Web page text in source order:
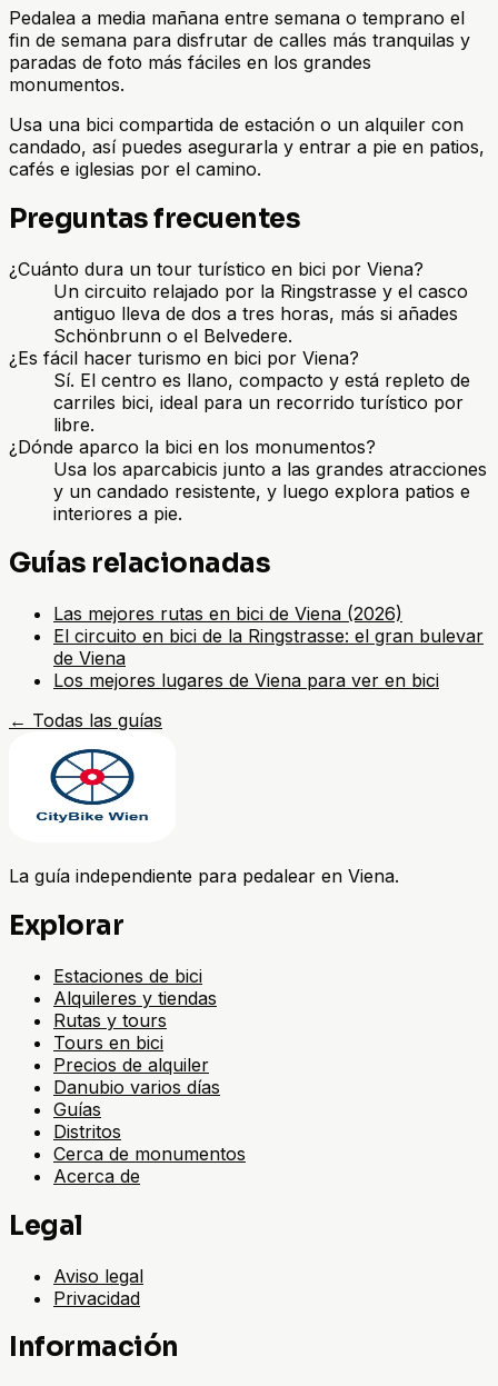
Pedalea a media mañana entre semana o temprano el
fin de semana para disfrutar de calles más tranquilas y
paradas de foto más fáciles en los grandes
monumentos.
Usa una bici compartida de estación o un alquiler con
candado, así puedes asegurarla y entrar a pie en patios,
cafés e iglesias por el camino.
Preguntas frecuentes
¿Cuánto dura un tour turístico en bici por Viena?
Un circuito relajado por la Ringstrasse y el casco
antiguo lleva de dos a tres horas, más si añades
Schönbrunn o el Belvedere.
¿Es fácil hacer turismo en bici por Viena?
Sí. El centro es llano, compacto y está repleto de
carriles bici, ideal para un recorrido turístico por
libre.
¿Dónde aparco la bici en los monumentos?
Usa los aparcabicis junto a las grandes atracciones
y un candado resistente, y luego explora patios e
interiores a pie.
Guías relacionadas
Las mejores rutas en bici de Viena (2026)
El circuito en bici de la Ringstrasse: el gran bulevar
de Viena
Los mejores lugares de Viena para ver en bici
← Todas las guías
La guía independiente para pedalear en Viena.
Explorar
Estaciones de bici
Alquileres y tiendas
Rutas y tours
Tours en bici
Precios de alquiler
Danubio varios días
Guías
Distritos
Cerca de monumentos
Acerca de
Legal
Aviso legal
Privacidad
Información